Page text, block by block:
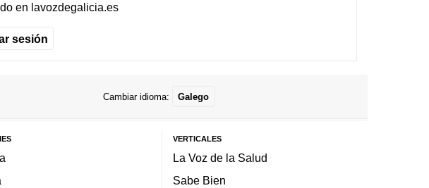
en lavozdegalicia.es
sesión
Cambiar idioma: Galego
VERTICALES
La Voz de la Salud
Sabe Bien